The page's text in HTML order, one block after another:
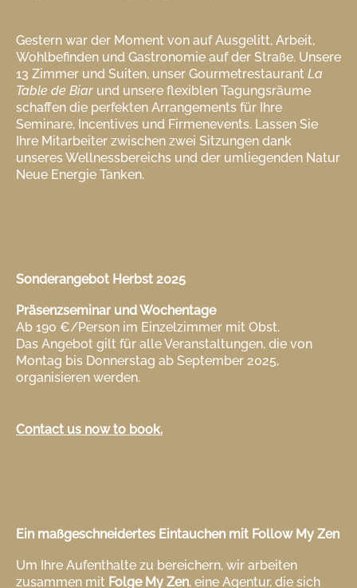
Gestern war der Moment von auf Ausgelitt, Arbeit,
Wohlbefinden und Gastronomie auf der Straße. Unsere
13 Zimmer und Suiten, unser Gourmetrestaurant La
Table de Biar und unsere flexiblen Tagungsräume
schaffen die perfekten Arrangements für Ihre
Seminare, Incentives und Firmenevents. Lassen Sie
Ihre Mitarbeiter zwischen zwei Sitzungen dank
unseres Wellnessbereichs und der umliegenden Natur
Neue Energie Tanken.
Sonderangebot Herbst 2025
Präsenzseminar und Wochentage
Ab 190 €/Person im Einzelzimmer mit Obst.
Das Angebot gilt für alle Veranstaltungen, die von
Montag bis Donnerstag ab September 2025,
organisieren werden.
Contact us now to book.
Ein maßgeschneidertes Eintauchen mit Follow My Zen
Um Ihre Aufenthalte zu bereichern, wir arbeiten
zusammen mit Folge My Zen, eine Agentur, die sich